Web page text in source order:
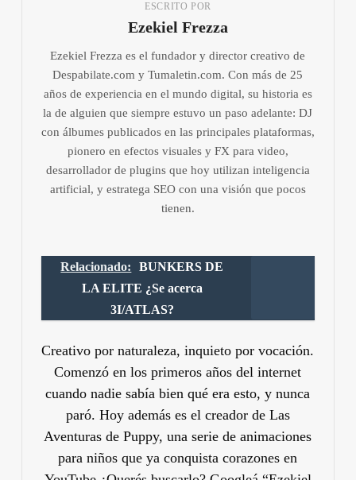
ESCRITO POR
Ezekiel Frezza
Ezekiel Frezza es el fundador y director creativo de
Despabilate.com y Tumaletin.com. Con más de 25
años de experiencia en el mundo digital, su historia es
la de alguien que siempre estuvo un paso adelante: DJ
con álbumes publicados en las principales plataformas,
pionero en efectos visuales y FX para video,
desarrollador de plugins que hoy utilizan inteligencia
artificial, y estratega SEO con una visión que pocos
tienen.
Relacionado:
BUNKERS DE
LA ELITE ¿Se acerca
3I/ATLAS?
Creativo por naturaleza, inquieto por vocación.
Comenzó en los primeros años del internet
cuando nadie sabía bien qué era esto, y nunca
paró. Hoy además es el creador de Las
Aventuras de Puppy, una serie de animaciones
para niños que ya conquista corazones en